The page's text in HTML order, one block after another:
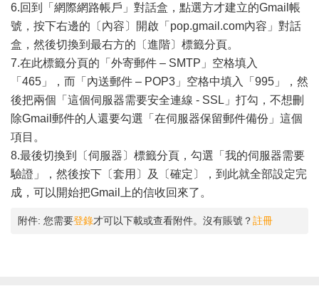
6.回到「網際網路帳戶」對話盒，點選方才建立的Gmail帳
號，按下右邊的〔內容〕開啟「pop.gmail.com內容」對話
盒，然後切換到最右方的〔進階〕標籤分頁。
7.在此標籤分頁的「外寄郵件 – SMTP」空格填入
「465」，而「內送郵件 – POP3」空格中填入「995」，然
後把兩個「這個伺服器需要安全連線 - SSL」打勾，不想刪
除Gmail郵件的人還要勾選「在伺服器保留郵件備份」這個
項目。
8.最後切換到〔伺服器〕標籤分頁，勾選「我的伺服器需要
驗證」，然後按下〔套用〕及〔確定〕，到此就全部設定完
成，可以開始把Gmail上的信收回來了。
附件: 您需要登錄才可以下載或查看附件。沒有賬號？註冊